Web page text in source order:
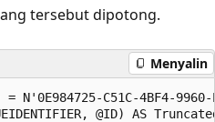
tersebut dipotong.
Menyalin
= N'0E984725-C51C-4BF4-